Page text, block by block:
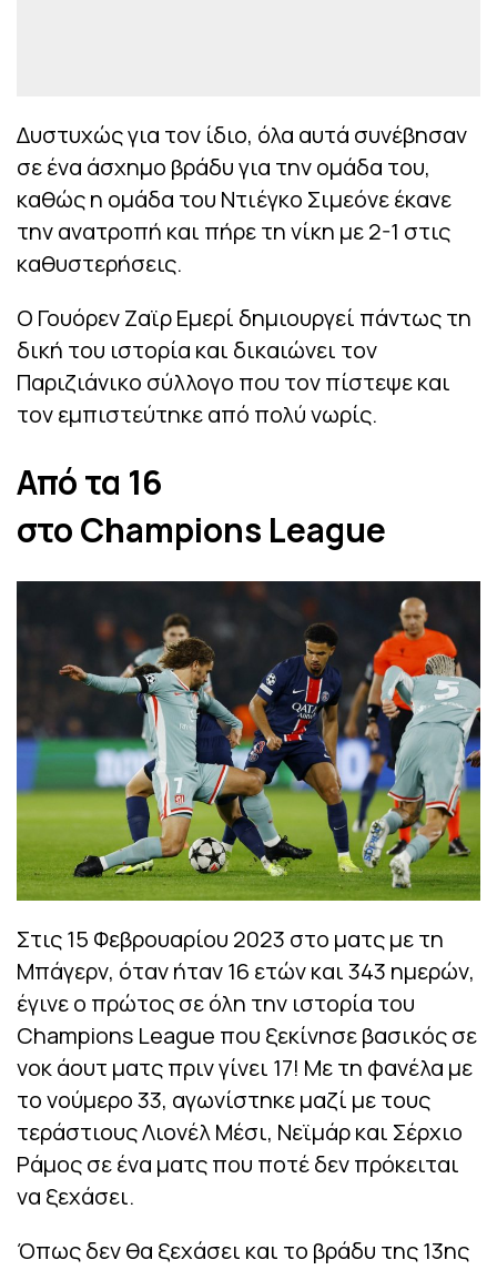
Δυστυχώς για τον ίδιο, όλα αυτά συνέβησαν
σε ένα άσχημο βράδυ για την ομάδα του,
καθώς η ομάδα του Ντιέγκο Σιμεόνε έκανε
την ανατροπή και πήρε τη νίκη με 2-1 στις
καθυστερήσεις.
Ο Γουόρεν Ζαϊρ Εμερί δημιουργεί πάντως τη
δική του ιστορία και δικαιώνει τον
Παριζιάνικο σύλλογο που τον πίστεψε και
τον εμπιστεύτηκε από πολύ νωρίς.
Από τα 16
στοChampions League
Στις 15 Φεβρουαρίου 2023 στο ματς με τη
Μπάγερν, όταν ήταν 16 ετών και 343 ημερών,
έγινε ο πρώτος σε όλη την ιστορία του
Champions League που ξεκίνησε βασικός σε
νοκ άουτ ματς πριν γίνει 17! Με τη φανέλα με
το νούμερο 33, αγωνίστηκε μαζί με τους
τεράστιους Λιονέλ Μέσι, Νεϊμάρ και Σέρχιο
Ράμος σε ένα ματς που ποτέ δεν πρόκειται
να ξεχάσει.
Όπως δεν θα ξεχάσει και το βράδυ της 13ης